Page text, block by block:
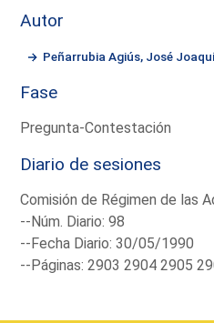
Autor
Peñarrubia Agiús, José
Fase
Pregunta-Contestación
Diario de sesiones
Comisión de Régimen de las
--Núm. Diario: 98
--Fecha Diario: 30/05/1990
--Páginas: 2903 2904 2905